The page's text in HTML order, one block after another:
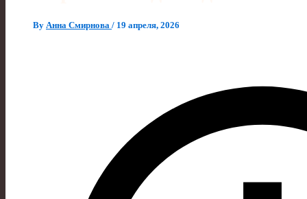
By Анна Смирнова / 19 апреля, 2026